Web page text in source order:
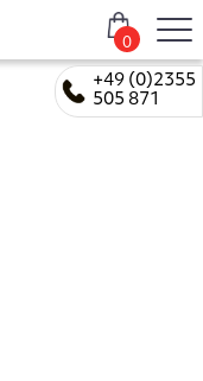
+49 (0)2355
505 871
0